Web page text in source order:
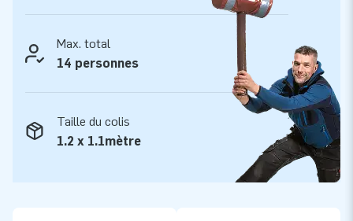
véritable succès pour les enfants. Les bandes dessinées se
démarquent même de loin ; les enfants peuvent se défouler
sur cette structure gonflable géniale ! Vous installez
facilement et rapidement le Château Gonflable Multiplay
Double Toboggan Bandes Dessinées. Le château gonflable
est livré avec un ventilateur, du matériel d'ancrage, un sac de
transport et un mode d'emploi clair. Tout est complet pour
une fantastique expérience.
Commandez chez le fabricant de châteaux
Max. total
14 personnes
Taille du colis
1.2 x 1.1mètre